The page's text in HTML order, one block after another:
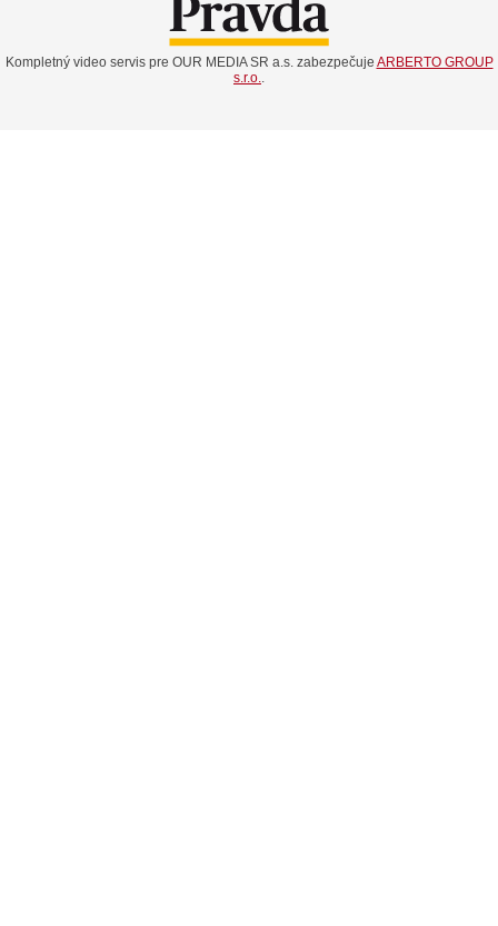
Kompletný video servis pre OUR MEDIA SR a.s. zabezpečuje ARBERTO GROUP
s.r.o.